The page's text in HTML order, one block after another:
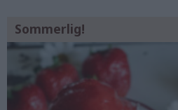
Sommerlig!